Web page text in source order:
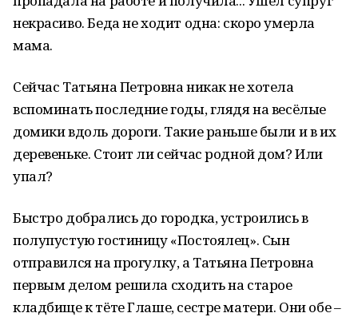
некрасиво. Беда не ходит одна: скоро умерла
мама.
Сейчас Татьяна Петровна никак не хотела
вспоминать последние годы, глядя на весёлые
домики вдоль дороги. Такие раньше были и в их
деревеньке. Стоит ли сейчас родной дом? Или
упал?
Быстро добрались до городка, устроились в
полупустую гостиницу «Постоялец». Сын
отправился на прогулку, а Татьяна Петровна
первым делом решила сходить на старое
кладбище к тёте Глаше, сестре матери. Они обе –